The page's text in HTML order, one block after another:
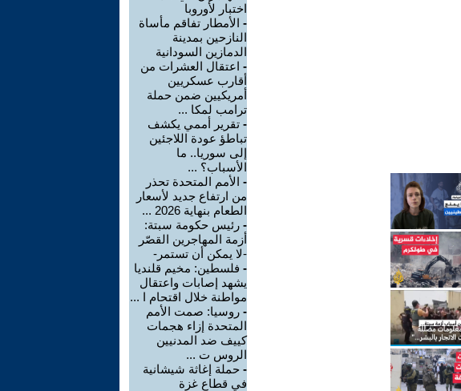
اختبار لأوروبا
- الأمطار تفاقم مأساة
النازحين بمدينة
الدمازين السودانية
- اعتقال العشرات من
أقارب عسكريين
أمريكيين ضمن حملة
ترامب لمكا ...
- تقرير أممي يكشف
تباطؤ عودة اللاجئين
إلى سوريا.. ما
الأسباب؟ ...
- الأمم المتحدة تحذر
من ارتفاع جديد لأسعار
الطعام بنهاية 2026 ...
- رئيس حكومة سبتة:
أزمة المهاجرين القصّر
-لا يمكن أن تستمر-
- فلسطين: مخيم قلنديا
يشهد إصابات واعتقال
مواطنة خلال اقتحام ا ...
- روسيا: صمت الأمم
المتحدة إزاء هجمات
كييف ضد المدنيين
الروس ت ...
- حملة إغاثة شيشانية
في قطاع غزة